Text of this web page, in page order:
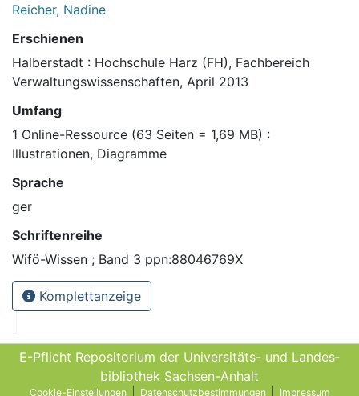
Reicher, Nadine
Erschienen
Halberstadt : Hochschule Harz (FH), Fachbereich
Verwaltungswissenschaften, April 2013
Umfang
1 Online-Ressource (63 Seiten = 1,69 MB) :
Illustrationen, Diagramme
Sprache
ger
Schriftenreihe
Wifö-Wissen ; Band 3 ppn:88046769X
Komplettanzeige
E-Pflicht Repositorium der Universitäts- und Landes­
bibliothek Sachsen-Anhalt
Cookie-Einstellungen Datenschutzbestimmungen Impressum